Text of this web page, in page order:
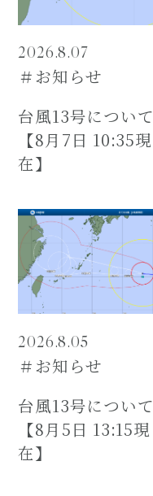
2026.8.07
＃お知らせ
台風13号について
【8月7日 10:35現
在】
2026.8.05
＃お知らせ
台風13号について
【8月5日 13:15現
在】